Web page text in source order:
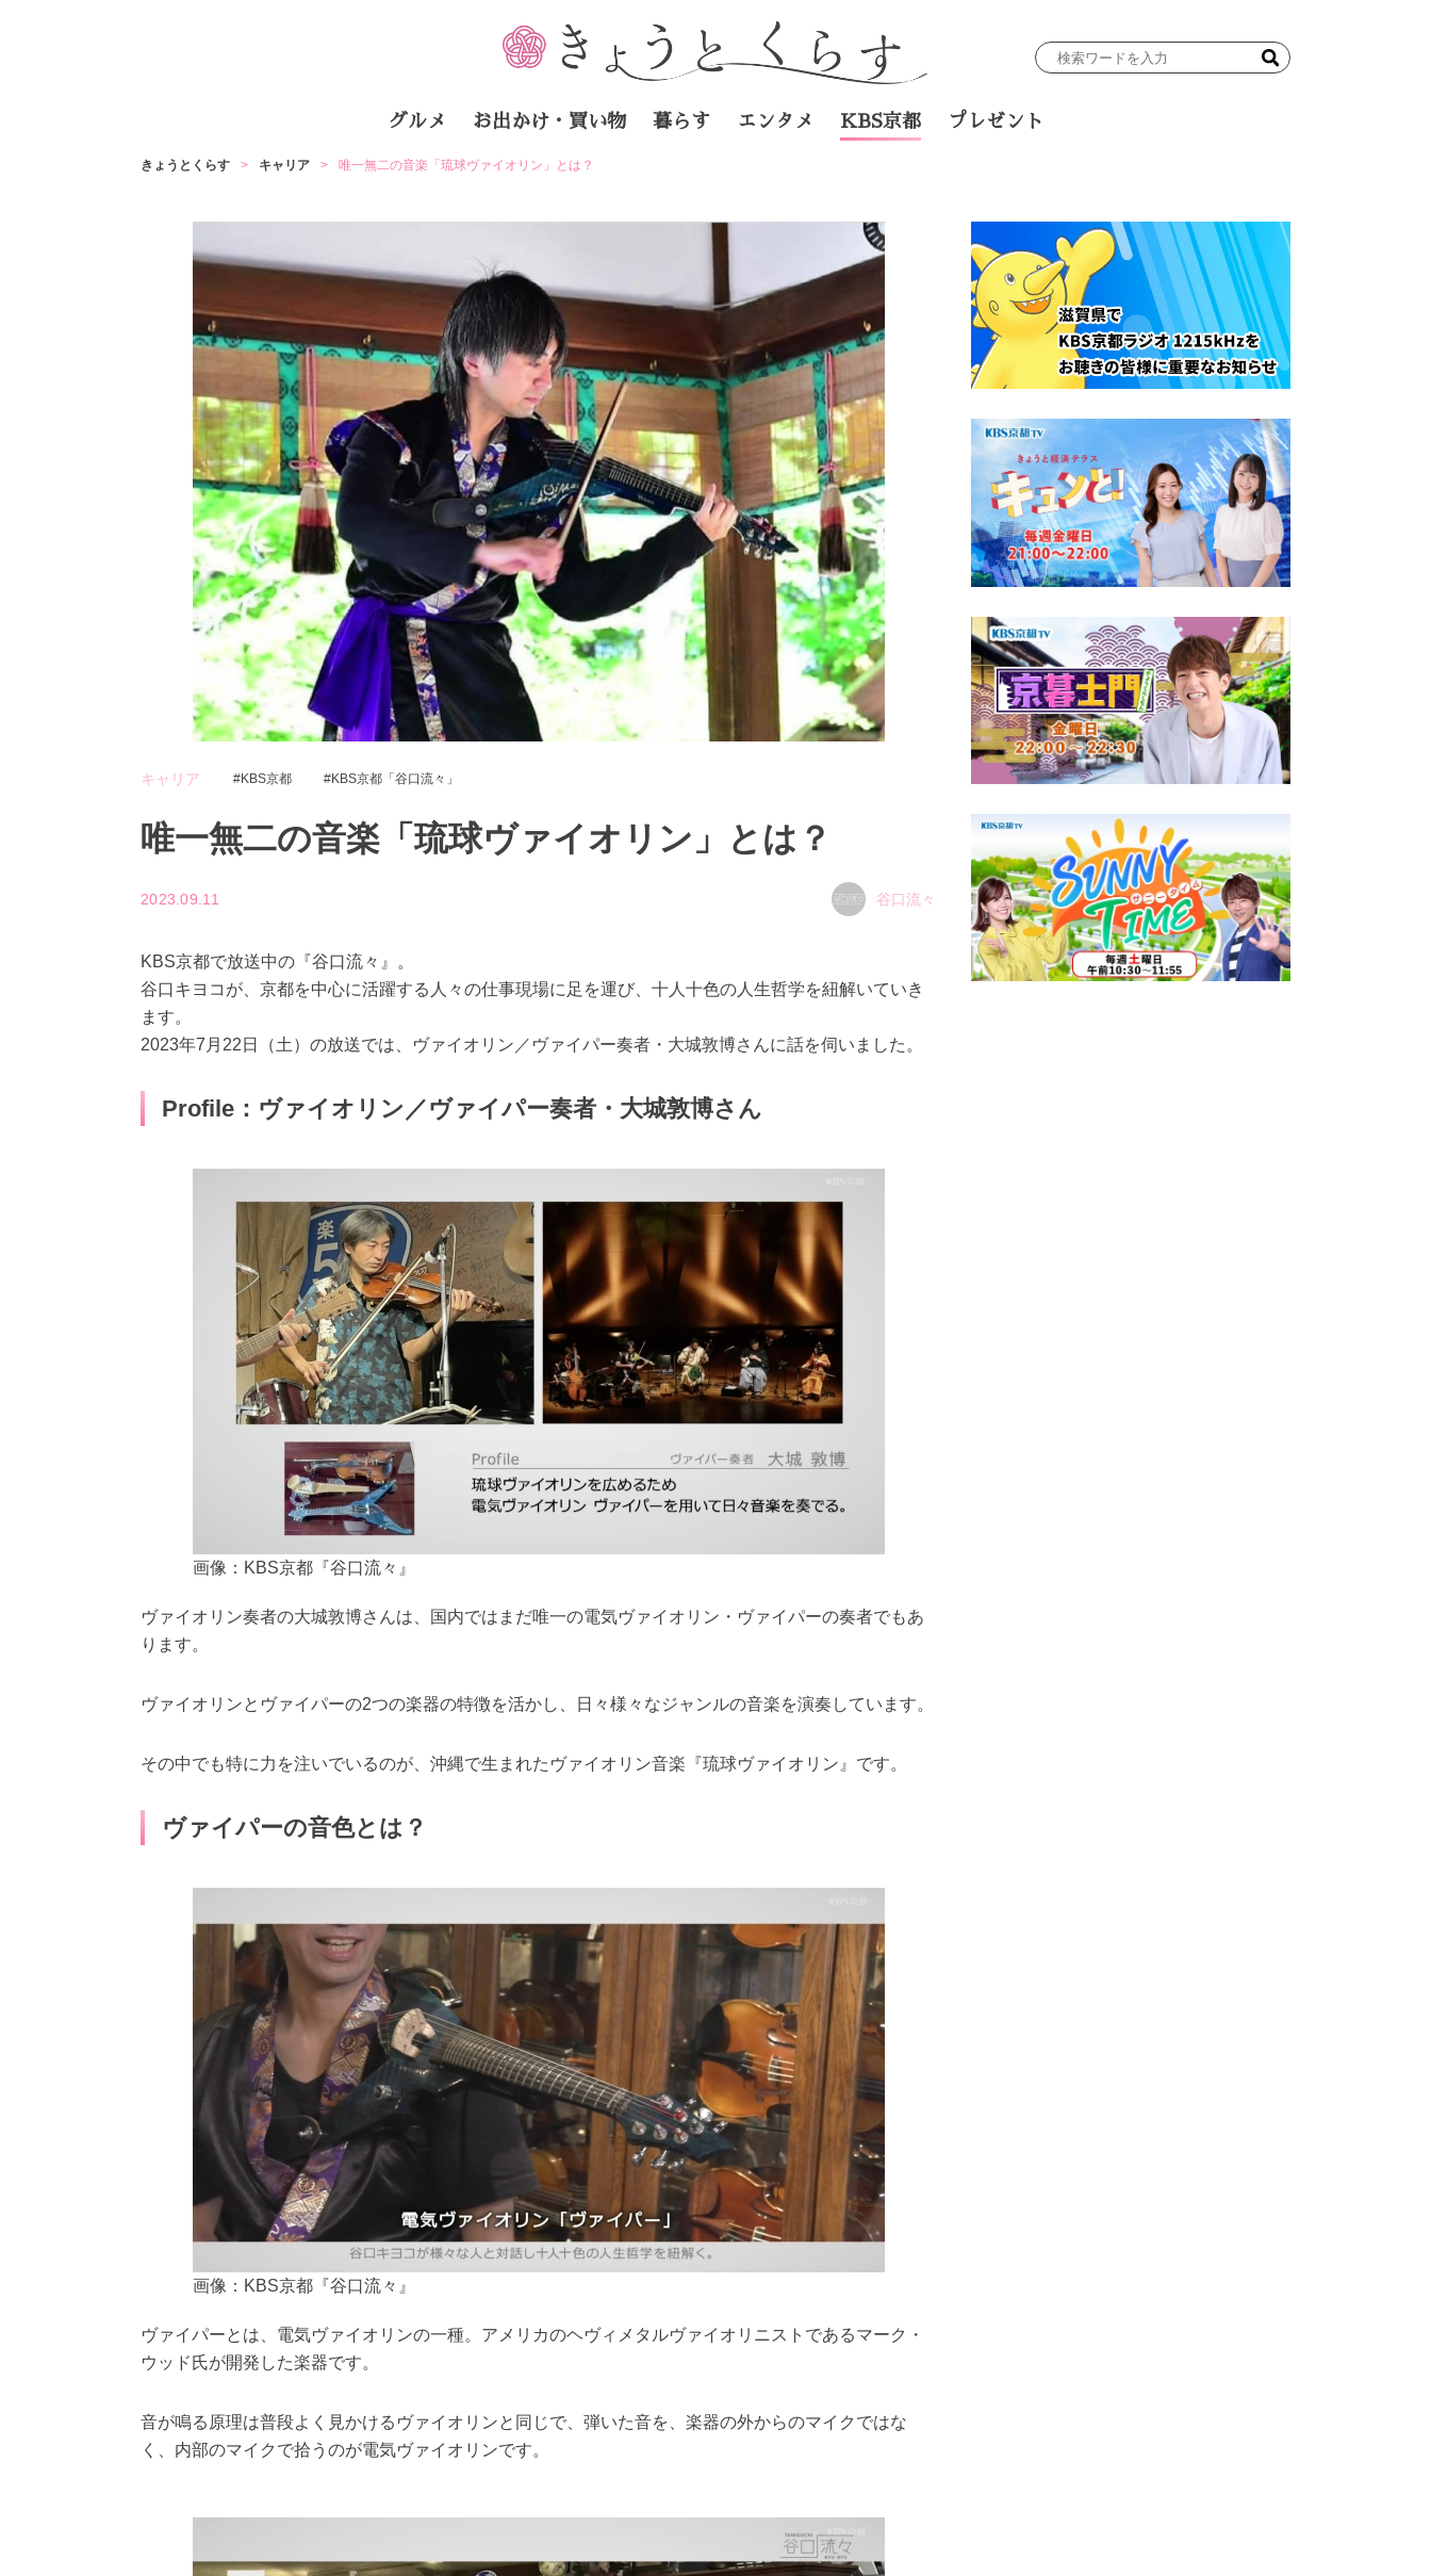
検
力
グルメ お出かけ・買い物 暮らす エンタメ KBS京都 プレゼント
きょうとくらす キャリア 唯一無二の音楽「琉球ヴァイオリン」とは？
キャリア KBS京都 KBS京都「谷口流々」
唯一無二の音楽「琉球ヴァイオリン」とは？
2023.09.11 谷口流々
KBS京都で放送中の『谷口流々』。
谷口キヨコが、京都を中心に活躍する人々の仕事現場に足を運び、十人十色の人生哲学を紐解いていき
ます。
2023年7月22日（土）の放送では、ヴァイオリン／ヴァイパー奏者・大城敦博さんに話を伺いました。
Profile：ヴァイオリン／ヴァイパー奏者・大城敦博さん
画像：KBS京都『谷口流々』
ヴァイオリン奏者の大城敦博さんは、国内ではまだ唯一の電気ヴァイオリン・ヴァイパーの奏者でもあ
ります。
ヴァイオリンとヴァイパーの2つの楽器の特徴を活かし、日々様々なジャンルの音楽を演奏しています。
その中でも特に力を注いでいるのが、沖縄で生まれたヴァイオリン音楽『琉球ヴァイオリン』です。
ヴァイパーの音色とは？
画像：KBS京都『谷口流々』
ヴァイパーとは、電気ヴァイオリンの一種。アメリカのヘヴィメタルヴァイオリニストであるマーク・
ウッド氏が開発した楽器です。
音が鳴る原理は普段よく見かけるヴァイオリンと同じで、弾いた音を、楽器の外からのマイクではな
く、内部のマイクで拾うのが電気ヴァイオリンです。